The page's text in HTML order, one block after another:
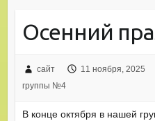
Осенний
сайт 11 ноября, 2025
группы №4
В конце октября в нашей